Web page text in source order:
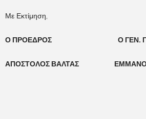
Με Εκτίμηση,
Ο ΠΡΟΕΔΡΟΣ Ο ΓΕΝ.
ΑΠΟΣΤΟΛΟΣ ΒΑΛΤΑΣ